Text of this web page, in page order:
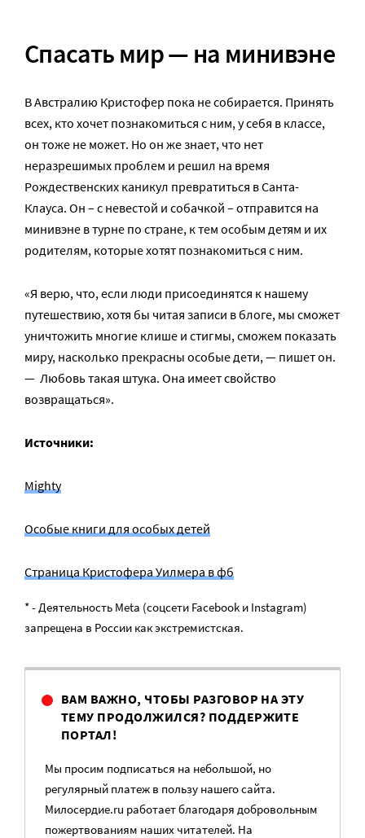
Спасать мир — на минивэне
В Австралию Кристофер пока не собирается. Принять
всех, кто хочет познакомиться с ним, у себя в классе,
он тоже не может. Но он же знает, что нет
неразрешимых проблем и решил на время
Рождественских каникул превратиться в Санта-
Клауса. Он – с невестой и собачкой – отправится на
минивэне в турне по стране, к тем особым детям и их
родителям, которые хотят познакомиться с ним.
«Я верю, что, если люди присоединятся к нашему
путешествию, хотя бы читая записи в блоге, мы сможет
уничтожить многие клише и стигмы, сможем показать
миру, насколько прекрасны особые дети, — пишет он.
— Любовь такая штука. Она имеет свойство
возвращаться».
Источники:
Mighty
Особые книги для особых детей
Страница Кристофера Уилмера в фб
* - Деятельность Meta (соцсети Facebook и Instagram)
запрещена в России как экстремистская.
ВАМ ВАЖНО, ЧТОБЫ РАЗГОВОР НА ЭТУ
ТЕМУ ПРОДОЛЖИЛСЯ? ПОДДЕРЖИТЕ
ПОРТАЛ!
Мы просим подписаться на небольшой, но
регулярный платеж в пользу нашего сайта.
Милосердие.ru работает благодаря добровольным
пожертвованиям наших читателей. На